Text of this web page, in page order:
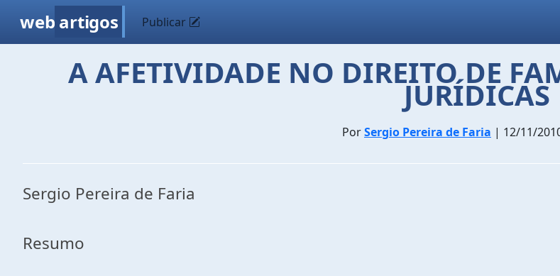
web artigos Publicar
A AFETIVIDADE NO DIREITO DE
JURÍDICAS
PorSergio Pereira de Faria | 12/11/
Sergio Pereira de Faria
Resumo